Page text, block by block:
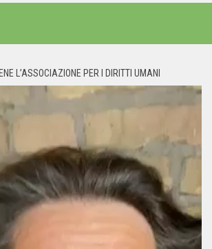
L’ASSOCIAZIONE PER I DIRITTI UMANI